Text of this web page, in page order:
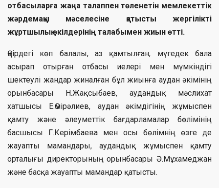
отбасыларға жаңа талаппен төленетін мемлекеттік
жәрдемақы мәселесіне қатысты жергілікті
жұртшылық өкілдерінің талабымен жиын өтті.
Өңірдегі көп балалы, аз қамтылған, мүгедек бала
асырап отырған отбасы иелері мен мүмкіндігі
шектеулі жандар жиналған бұл жиынға аудан әкімінің
орынбасары Н.Жақсыбаев, аудандық мәслихат
хатшысы Е.Өмірәлиев, аудан әкімдігінің жұмыспен
қамту және әлеуметтік бағдарламалар бөлімінің
басшысы Г.Керімбаева мен осы бөлімнің өзге де
жауапты мамандары, аудандық жұмыспен қамту
орталығы директорының орынбасары Ә.Мұхамеджан
және басқа жауапты мамандар қатысты.